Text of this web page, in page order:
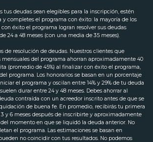
tus deudas sean elegibles para la inscripción, estén
y completes el programa con éxito: la mayoría de los
éxito el programa logran resolver sus deudas
24 a 48 meses (con una media de 35 meses).
de resolución de deudas. Nuestros clientes que
mensuales del programa ahorran aproximadamente 40
(promedio de 45%) al finalizar con éxito el programa,
programa. Los honorarios se basan en un porcentaje
el programa y oscilan entre 14% y 29% de tu deuda
durar entre 24 y 48 meses. Debes ahorrar al
contraída con un acreedor inscrito antes de que se
de buena fe. En promedio, recibirás tu primera
y 6 meses después de inscribirte y aproximadamente
momento en que se liquidó la deuda anterior. No
el programa. Las estimaciones se basan en
no coincidir con tus resultados. No podemos